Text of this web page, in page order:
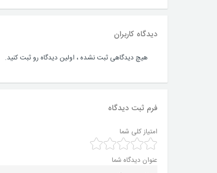
دیدگاه کاربران
هیچ دیدگاهی ثبت نشده ، اولین دیدگاه رو ثبت کنید.
فرم ثبت دیدگاه
امتیاز کلی شما
عنوان دیدگاه شما